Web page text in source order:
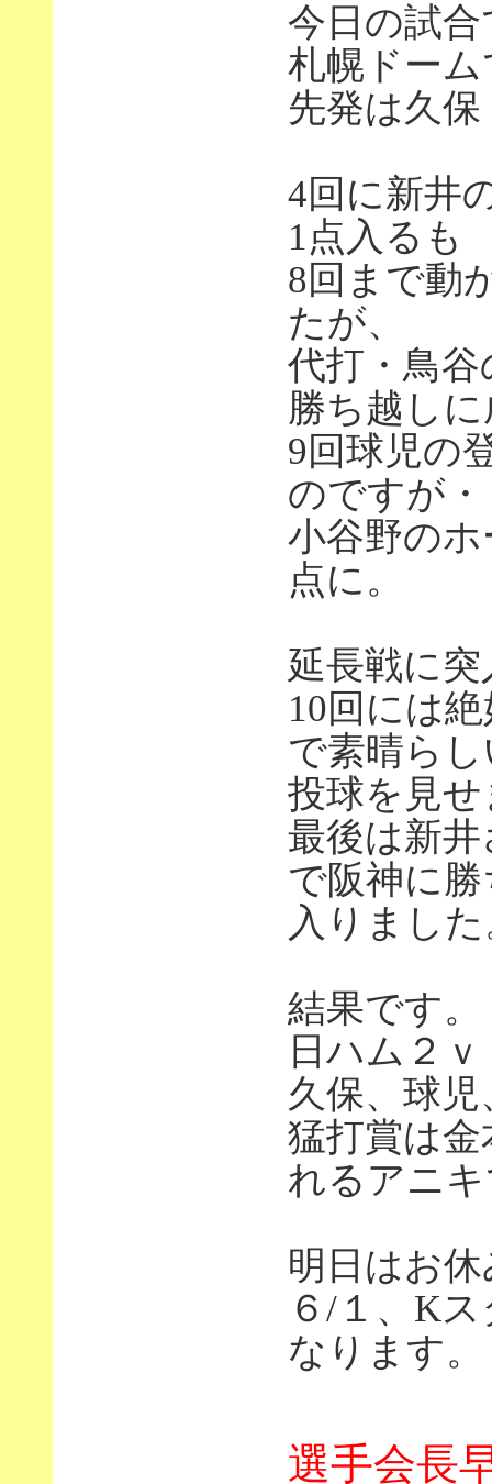
今日の試合
札幌ドー
先発は久
4回に新井
1点入るも
8回まで動
たが、
代打・鳥
勝ち越し
9回球児の
のですが
小谷野の
点に。
延長戦に
10回には
で素晴ら
投球を見
最後は新
で阪神に
入りまし
結果です。
日ハム２
久保、球
猛打賞は
れるアニ
明日はお
６/１、K
なります。
選手会長